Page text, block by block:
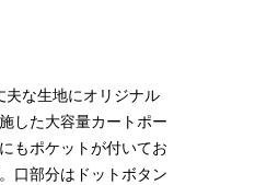
な生地にオリジナル
した大容量カートポー
もポケットが付いてお
口部分はドットボタン